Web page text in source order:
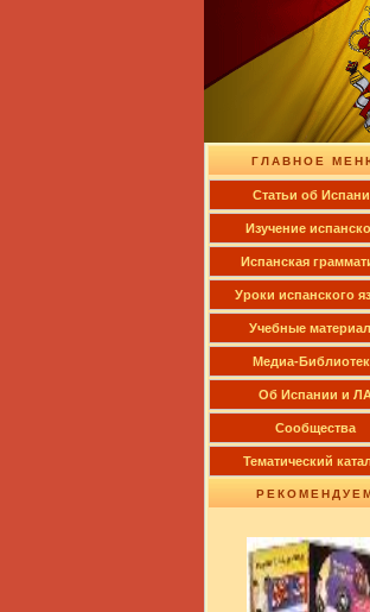
ГЛАВНОЕ
Cтатьи об
Изучение
Испанская
Уроки испанского
Учебные
Медиа-
Об Испании и
Сообщества
Тематический